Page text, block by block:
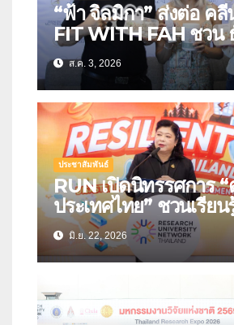
“ฟ้า จิลมิกา” ส่งต่อ ค
FIT WITH FAH ชวน
รสชาติอาหารคลีนสุดพ
ส.ค. 3, 2026
ประชาสัมพันธ์
RUN เปิดนิทรรศการ
ประเทศไทย” ชวนเรีย
นวัตกรรมรับมือภัยพิบัติแ
อนาคต เปลี่ยนงานวิจัย
สร้างความปลอดภัยให้
มิ.ย. 22, 2026